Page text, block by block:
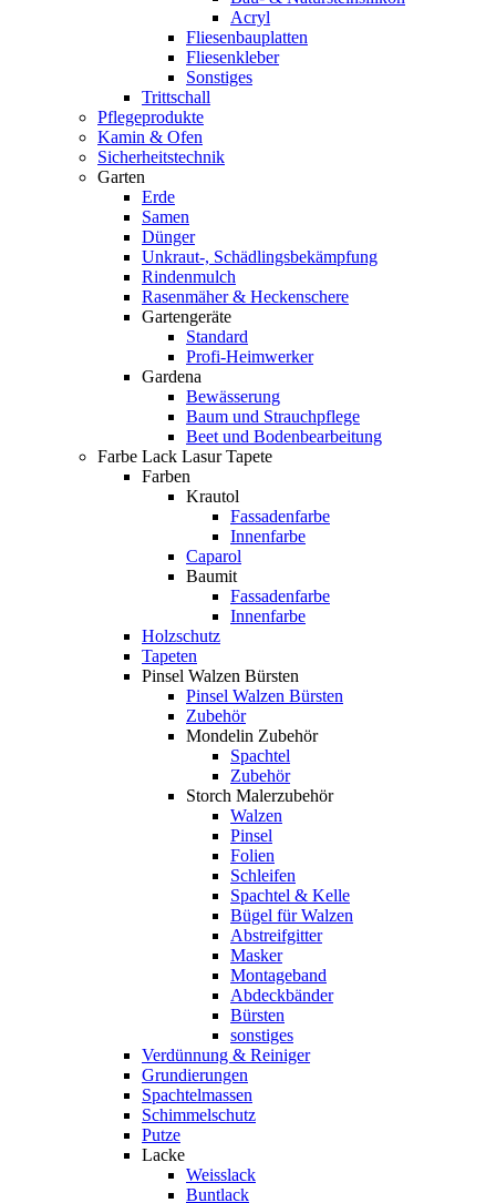
Acryl
Fliesenbauplatten
Fliesenkleber
Sonstiges
Trittschall
Pflegeprodukte
Kamin & Ofen
Sicherheitstechnik
Garten
Erde
Samen
Dünger
Unkraut-, Schädlingsbekämpfung
Rindenmulch
Rasenmäher & Heckenschere
Gartengeräte
Standard
Profi-Heimwerker
Gardena
Bewässerung
Baum und Strauchpflege
Beet und Bodenbearbeitung
Farbe Lack Lasur Tapete
Farben
Krautol
Fassadenfarbe
Innenfarbe
Caparol
Baumit
Fassadenfarbe
Innenfarbe
Holzschutz
Tapeten
Pinsel Walzen Bürsten
Pinsel Walzen Bürsten
Zubehör
Mondelin Zubehör
Spachtel
Zubehör
Storch Malerzubehör
Walzen
Pinsel
Folien
Schleifen
Spachtel & Kelle
Bügel für Walzen
Abstreifgitter
Masker
Montageband
Abdeckbänder
Bürsten
sonstiges
Verdünnung & Reiniger
Grundierungen
Spachtelmassen
Schimmelschutz
Putze
Lacke
Weisslack
Buntlack